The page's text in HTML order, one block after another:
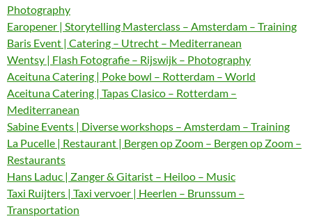
Photography
Earopener | Storytelling Masterclass – Amsterdam – Training
Baris Event | Catering – Utrecht – Mediterranean
Wentsy | Flash Fotografie – Rijswijk – Photography
Aceituna Catering | Poke bowl – Rotterdam – World
Aceituna Catering | Tapas Clasico – Rotterdam –
Mediterranean
Sabine Events | Diverse workshops – Amsterdam – Training
La Pucelle | Restaurant | Bergen op Zoom – Bergen op Zoom –
Restaurants
Hans Laduc | Zanger & Gitarist – Heiloo – Music
Taxi Ruijters | Taxi vervoer | Heerlen – Brunssum –
Transportation